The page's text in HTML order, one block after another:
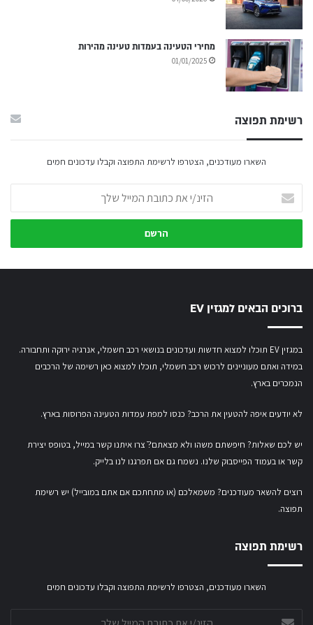
מחירי הטעינה בעמדות טעינה מהירות
01/01/2025
רשימת תפוצה
השארו מעודכנים, הצטרפו לרשימת התפוצה וקבלו עדכונים חמים
את
כתובת
שלך
ברוכים הבאים למגזין EV
במגזין EV תוכלו למצוא חדשות ועדכונים בנושאי רכב חשמלי, אנרגיה ירוקה ותחבורה.
במידה ואתם מעוניינים לרכוש רכב חשמלי, תוכלו למצוא כאן רשימה של הרכבים
הנמכרים בארץ.
לא יודעים איפה להטעין את הרכב? כנסו למפת עמדות הטעינה הפרוסות בארץ.
יש לכם שאלות? חיפשתם משהו ולא מצאתם?ֿ צרו איתנו קשר במייל, בטופס יצירת
קשראובעמוד הפייסבוק שלנו. נשמח גם אם תפרגנו לנו בלייק.
רוצים להשאר מעודכנים? משמאלכם (או מתחתכם אם אתם במובייל) יש רשימת
תפוצה.
רשימת תפוצה
השארו מעודכנים, הצטרפו לרשימת התפוצה וקבלו עדכונים חמים